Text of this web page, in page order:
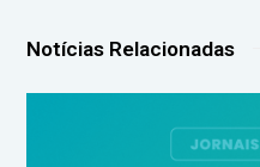
Notícias Relacionadas